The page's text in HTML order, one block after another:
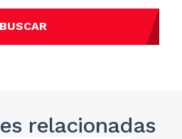
BUSCAR
relacionadas